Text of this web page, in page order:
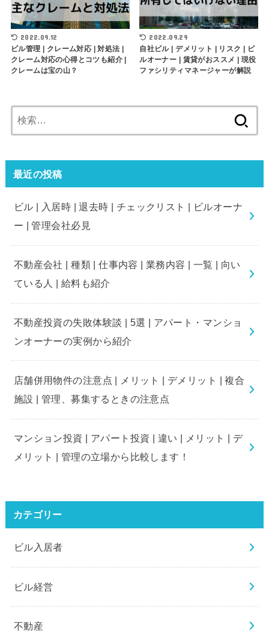
2022.09.12
ビル管理 | クレーム対応 | 対処法 |
クレーム対応の心得とコツも紹介 |
クレームは宝の山？
2022.09.29
自社ビル | デメリット | リスク | ビ
ルオーナー | 賃貸がおススメ | 現役
ファシリティマネージャーが解説
索:
最近の投稿
ビル | 入居時 | 退去時 | チェックリスト | ビルオーナ
ー | 管理会社必見
不動産会社 | 種類 | 仕事内容 | 業務内容 | 一覧 | 向い
ている人 | 給料も紹介
不動産投資の失敗体験談 | 5選 | アパート・マンショ
ンオーナーの実例から紹介
店舗併用物件の注意点 | メリット | デメリット | 複合
施設 | 管理、募集するときの注意点
マンション投資 | アパート投資 | 違い | メリット | デ
メリット | 管理の立場から比較します！
カテゴリー
ビル入居者
ビル経営
不動産